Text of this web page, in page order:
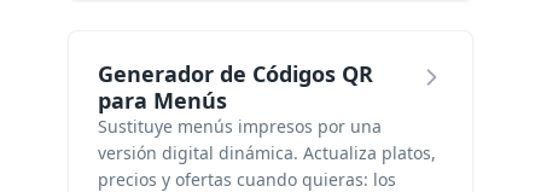
Generador de Códigos QR
para Menús
Sustituye menús impresos por una
versión digital dinámica. Actualiza platos,
precios y ofertas cuando quieras: los